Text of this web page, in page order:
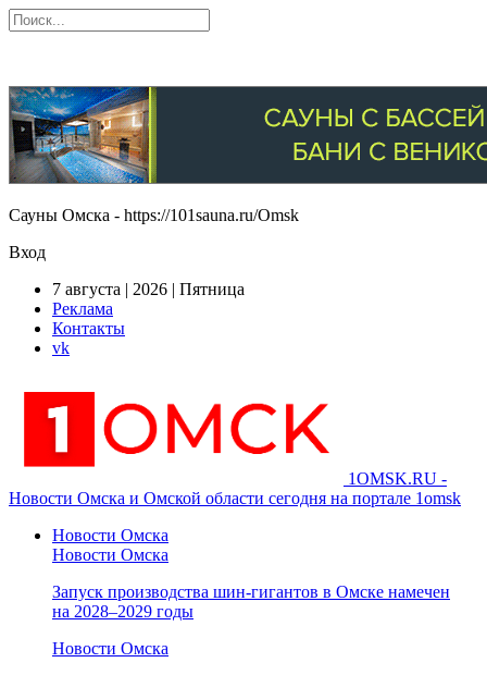
Сауны Омска - https://101sauna.ru/Omsk
Вход
7 августа | 2026 | Пятница
Реклама
Контакты
vk
1OMSK.RU -
Новости Омска и Омской области сегодня на портале 1omsk
Новости Омска
Новости Омска
Запуск производства шин-гигантов в Омске намечен
на 2028–2029 годы
Новости Омска